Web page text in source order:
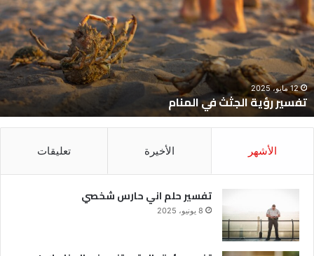
في
المنام
12 مايو، 2025
تفسير رؤية الجثث في المنام
الأشهر الأخيرة تعليقات
تفسير حلم اني حارس شخصي
8 يونيو، 2025